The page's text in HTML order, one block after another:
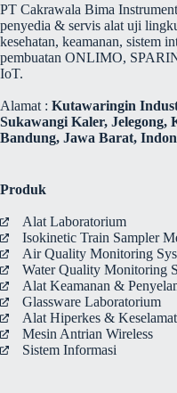
PT Cakrawala Bima
penyedia & servis alat uji
kesehatan, keamanan, sistem
pembuatan ONLIMO,
IoT.
Alamat : Kutawaringin
Sukawangi Kaler, Jelegong,
Bandung, Jawa Barat,
Produk
Alat Laboratorium
Isokinetic Train Sampler
Air Quality Monitoring
Water Quality Monitoring
Alat Keamanan &
Glassware Laboratorium
Alat Hiperkes &
Mesin Antrian Wireless
Sistem Informasi